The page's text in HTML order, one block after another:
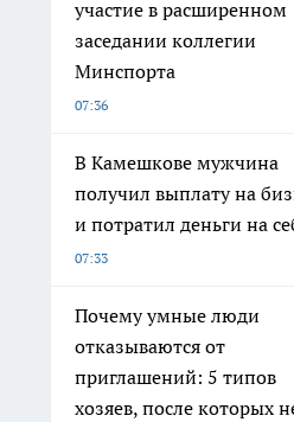
участие в расширенном
заседании коллегии
Минспорта
07:36
В Камешкове мужчина
получил выплату на
и потратил деньги на
07:33
Почему умные люди
отказываются от
приглашений: 5 типов
хозяев, после которых